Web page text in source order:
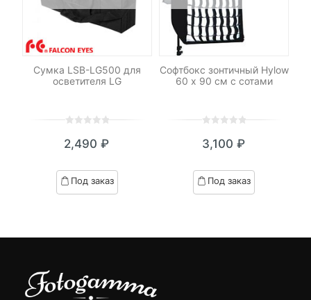
Сумка LSB-LG500 для
осветителя LG
out
based
on
2,490 ₽
Под заказ
Софтбокс зонтичный Hylow
60 х 90 см с сотами
out
based
on
3,100 ₽
Под заказ